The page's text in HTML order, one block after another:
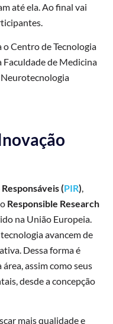
até ela. Ao final vai
Centro de Tecnologia
de Medicina
(PIR),
Responsible Research
na União Europeia.
avancem de
Dessa forma é
assim como seus
desde a concepção
mais qualidade e